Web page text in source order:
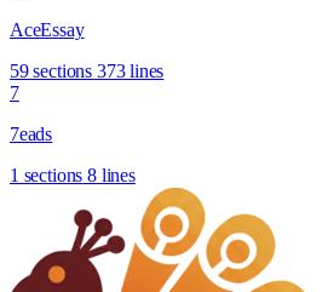
AceEssay
59 sections 373 lines
7
7eads
1 sections 8 lines